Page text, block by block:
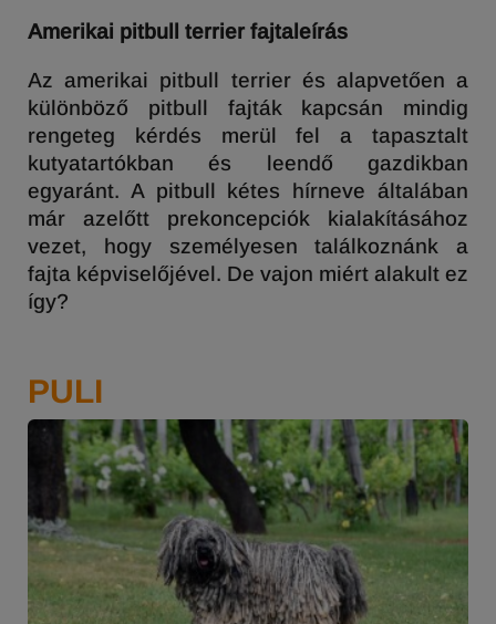
Amerikai pitbull terrier fajtaleírás
Az amerikai pitbull terrier és alapvetően a
különböző pitbull fajták kapcsán mindig
rengeteg kérdés merül fel a tapasztalt
kutyatartókban és leendő gazdikban
egyaránt. A pitbull kétes hírneve általában
már azelőtt prekoncepciók kialakításához
vezet, hogy személyesen találkoznánk a
fajta képviselőjével. De vajon miért alakult ez
így?
PULI